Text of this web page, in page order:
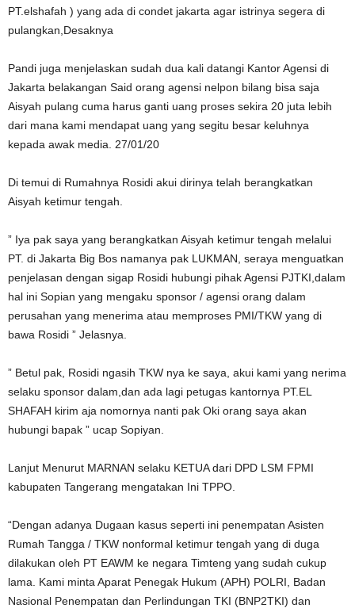
PT.elshafah ) yang ada di condet jakarta agar istrinya segera di
pulangkan,Desaknya
Pandi juga menjelaskan sudah dua kali datangi Kantor Agensi di
Jakarta belakangan Said orang agensi nelpon bilang bisa saja
Aisyah pulang cuma harus ganti uang proses sekira 20 juta lebih
dari mana kami mendapat uang yang segitu besar keluhnya
kepada awak media. 27/01/20
Di temui di Rumahnya Rosidi akui dirinya telah berangkatkan
Aisyah ketimur tengah.
” Iya pak saya yang berangkatkan Aisyah ketimur tengah melalui
PT. di Jakarta Big Bos namanya pak LUKMAN, seraya menguatkan
penjelasan dengan sigap Rosidi hubungi pihak Agensi PJTKI,dalam
hal ini Sopian yang mengaku sponsor / agensi orang dalam
perusahan yang menerima atau memproses PMI/TKW yang di
bawa Rosidi ” Jelasnya.
” Betul pak, Rosidi ngasih TKW nya ke saya, akui kami yang nerima
selaku sponsor dalam,dan ada lagi petugas kantornya PT.EL
SHAFAH kirim aja nomornya nanti pak Oki orang saya akan
hubungi bapak ” ucap Sopiyan.
Lanjut Menurut MARNAN selaku KETUA dari DPD LSM FPMI
kabupaten Tangerang mengatakan Ini TPPO.
“Dengan adanya Dugaan kasus seperti ini penempatan Asisten
Rumah Tangga / TKW nonformal ketimur tengah yang di duga
dilakukan oleh PT EAWM ke negara Timteng yang sudah cukup
lama. Kami minta Aparat Penegak Hukum (APH) POLRI, Badan
Nasional Penempatan dan Perlindungan TKI (BNP2TKI) dan